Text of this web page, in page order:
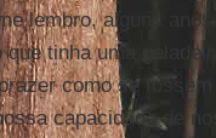
lembro, alguns
que tinha uma
como se
capacidade de